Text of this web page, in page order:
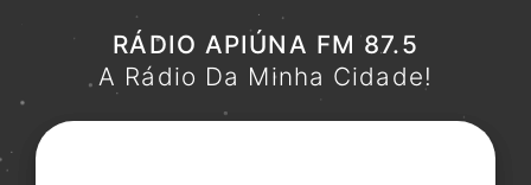
RÁDIO APIÚNA FM 87.5
A Rádio Da Minha Cidade!